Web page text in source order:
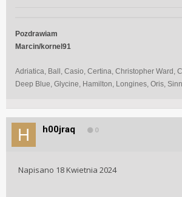
Pozdrawiam
Marcin/kornel91
Adriatica, Ball, Casio, Certina, Christopher Ward,
Deep Blue, Glycine, Hamilton, Longines, Oris,
h00jraq 0
Napisano 18 Kwietnia 2024